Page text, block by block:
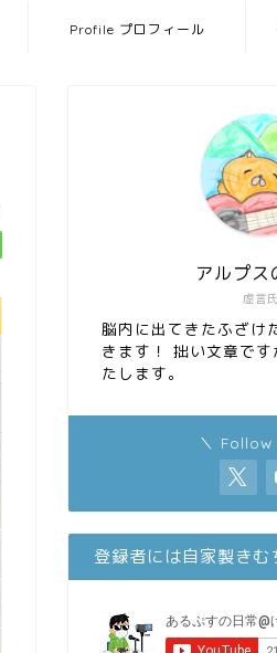
Profile プロフィール
虚言氏
アルプス
脳内に出てきたふざけ
きます！ 拙い文章で
たします。
＼ Follow
登録者には自家製きむ